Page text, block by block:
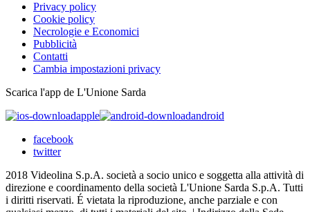
Privacy policy
Cookie policy
Necrologie e Economici
Pubblicità
Contatti
Cambia impostazioni privacy
Scarica l'app de L'Unione Sarda
apple
android
facebook
twitter
2018 Videolina S.p.A. società a socio unico e soggetta alla attività di
direzione e coordinamento della società L'Unione Sarda S.p.A. Tutti
i diritti riservati. É vietata la riproduzione, anche parziale e con